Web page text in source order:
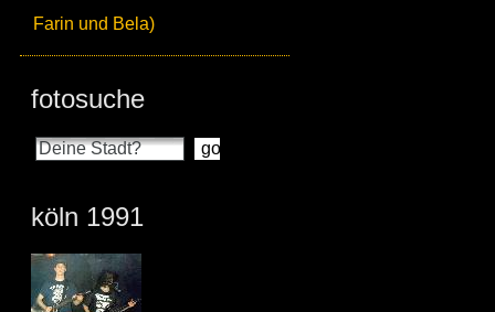
Farin und Bela)
fotosuche
köln 1991